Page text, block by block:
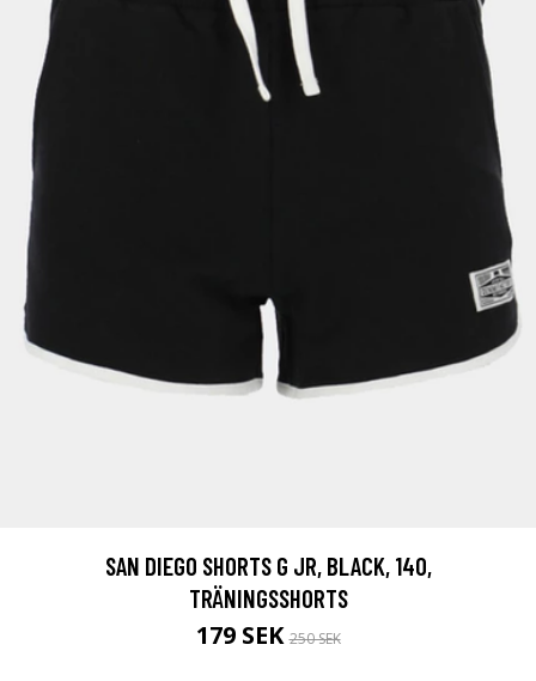
SAN DIEGO SHORTS G JR, BLACK, 140,
TRÄNINGSSHORTS
179 SEK250 SEK